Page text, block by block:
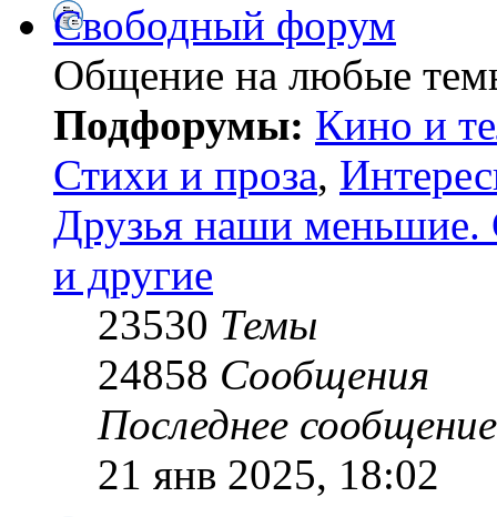
Свободный форум
Общение на любые
Подфорумы: Кино и
Стихи и проза,
Друзья наши меньшие.
и другие
23530 Темы
24858 Сообщения
Последнее сообщение
21 янв 2025, 18:02